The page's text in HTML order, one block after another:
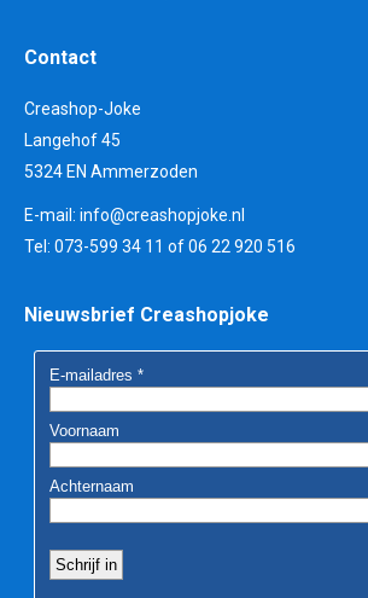
Contact
Creashop-Joke
Langehof 45
5324 EN Ammerzoden
E-mail: info@creashopjoke.nl
Tel: 073-599 34 11 of 06 22 920 516
Nieuwsbrief Creashopjoke